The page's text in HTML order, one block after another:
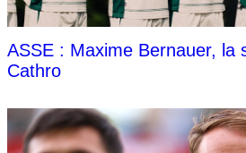
ASSE : Maxime Bernauer, la
Cathro